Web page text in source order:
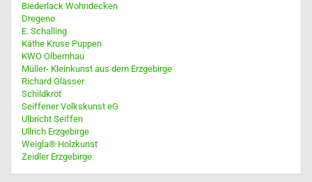
Biederlack Wohndecken
Dregeno
E. Schalling
Käthe Kruse Puppen
KWO Olbernhau
Müller- Kleinkunst aus dem Erzgebirge
Richard Glässer
Schildkröt
Seiffener Volkskunst eG
Ulbricht Seiffen
Ullrich Erzgebirge
Weigla® Holzkunst
Zeidler Erzgebirge